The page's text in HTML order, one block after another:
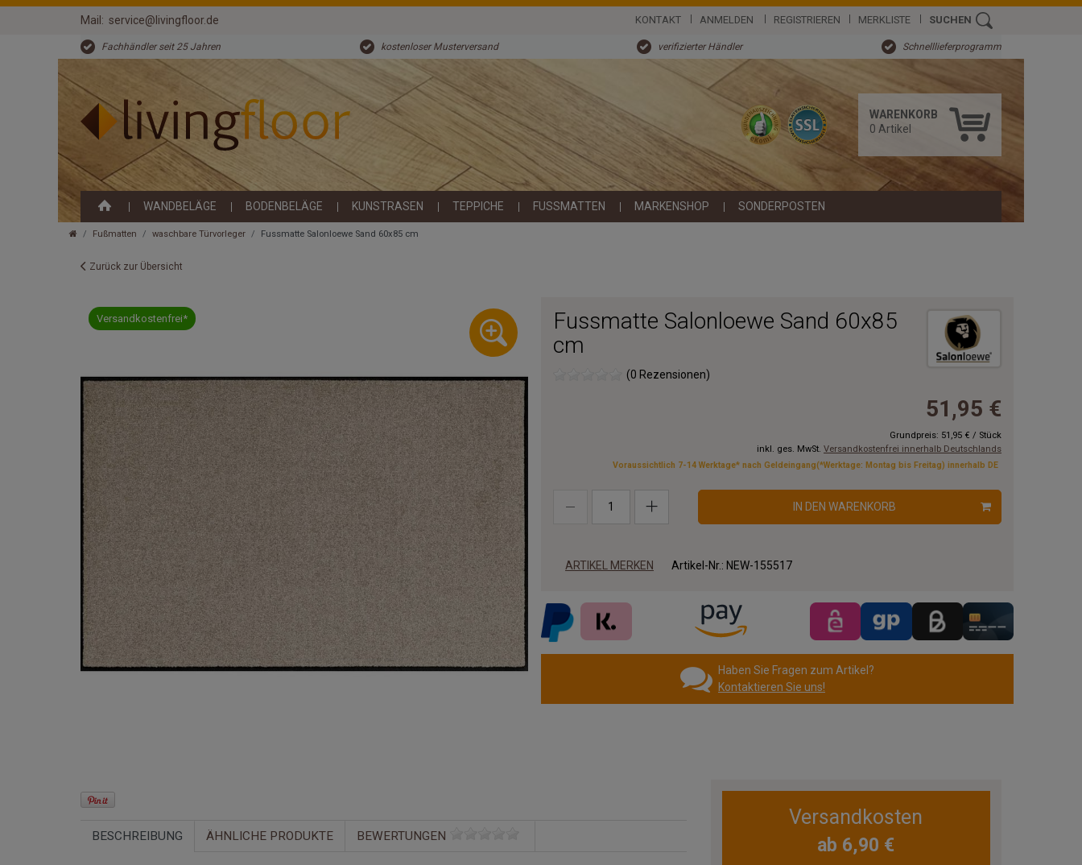
Mail: service@livingfloor.de KONTAKT ANMELDEN REGISTRIEREN MERKLISTE SUCHEN
Fachhändler seit 25 Jahren kostenloser Musterversand verifizierter Händler Schnelllieferprogramm
WARENKORB
0 Artikel
WANDBELÄGE BODENBELÄGE KUNSTRASEN TEPPICHE FUSSMATTEN MARKENSHOP SONDERPOSTEN
Fußmatten waschbare Türvorleger Fussmatte Salonloewe Sand 60x85 cm
Zurück zur Übersicht
Versandkostenfrei*
Fussmatte Salonloewe Sand 60x85
cm
(0 Rezensionen)
51,95 €
Grundpreis: 51,95 € / Stück
inkl. ges. MwSt. Versandkostenfrei innerhalb Deutschlands
Voraussichtlich 7-14 Werktage* nach Geldeingang(*Werktage: Montag bis Freitag) innerhalb DE
IN DEN WARENKORB
ARTIKEL MERKEN Artikel-Nr.: NEW-155517
Haben Sie Fragen zum Artikel?
Kontaktieren Sie uns!
BESCHREIBUNG ÄHNLICHE PRODUKTE BEWERTUNGEN
Versandkosten
ab 6,90 €